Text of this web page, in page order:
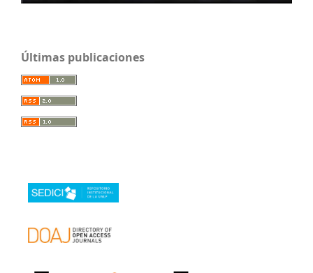
Últimas publicaciones